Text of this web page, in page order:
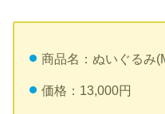
商品名：ぬいぐるみ
価格：13,000円